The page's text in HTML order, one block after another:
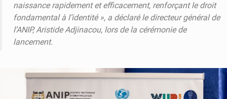
naissance rapidement et efficacement, renforçant le droit
fondamental à l’identité », a déclaré le directeur général de
l’ANIP, Aristide Adjinacou, lors de la cérémonie de
lancement.